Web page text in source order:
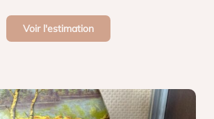
Voir l'estimation